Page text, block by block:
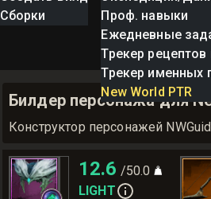
Сборки
Проф. навыки
Ежедневные
Трекер рецептов
Трекер именных
New World PTR
Билдер персонажа для
Конструктор персонажей
12.6 /50.0
LIGHT